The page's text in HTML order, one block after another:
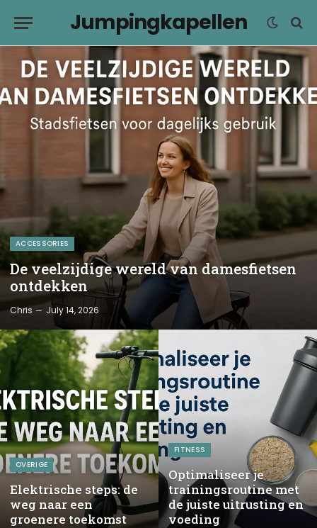
Jumpingkapellen
ACCESSORIES
De veelzijdige wereld van damesfietsen
ontdekken
Chris July 14, 2026
OVERIGE
Elektrische steps: de
weg naar een
groenere toekomst
FITNESS
Optimaliseer je
trainingsroutine met
de juiste uitrusting en
voeding